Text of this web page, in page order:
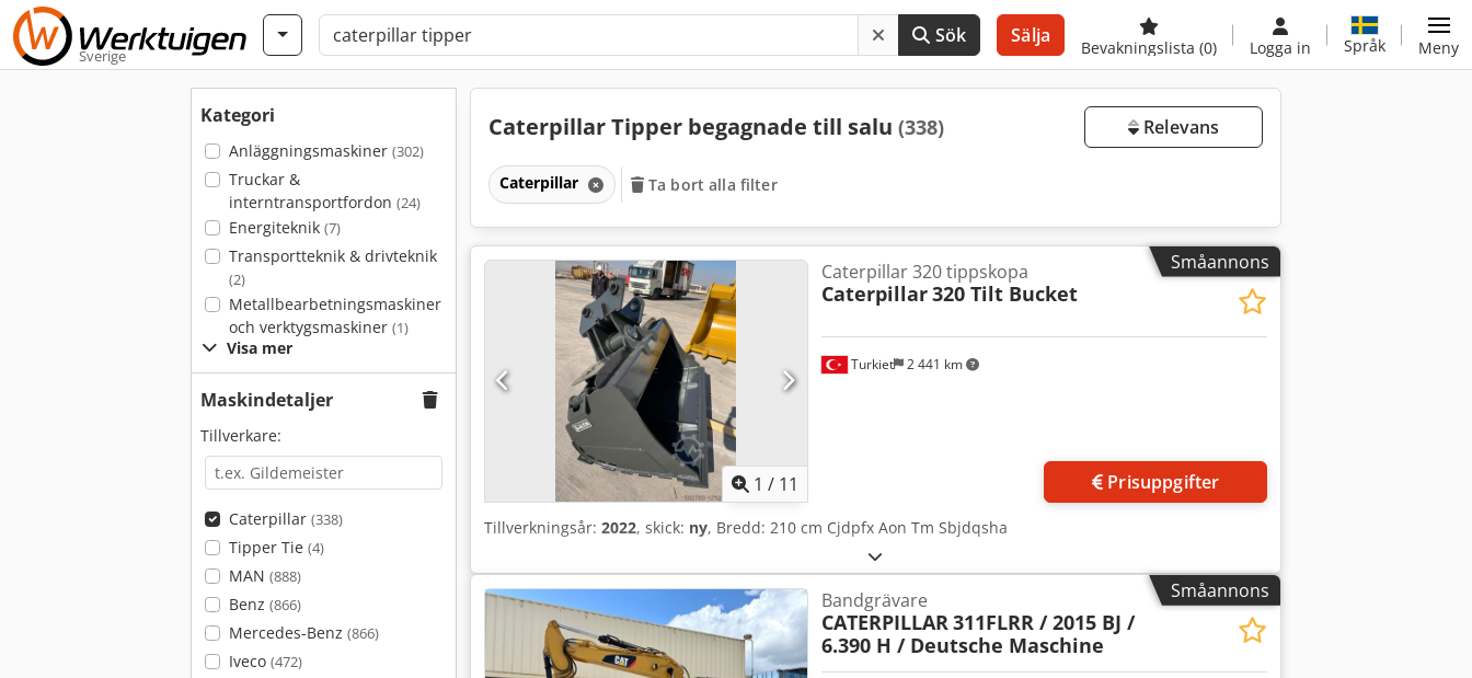
Sverige
Sök Sälja
Bevakningslista (0) Logga in Språk Meny
Kategori
Anläggningsmaskiner (302)
Truckar &
interntransportfordon (24)
Energiteknik (7)
Transportteknik & drivteknik
(2)
Metallbearbetningsmaskiner
och verktygsmaskiner (1)
Visa mer
Maskindetaljer
Tillverkare:
Caterpillar (338)
Tipper Tie (4)
MAN (888)
Benz (866)
Mercedes-Benz (866)
Iveco (472)
Caterpillar Tipper begagnade till salu (338) Relevans
Caterpillar Ta bort alla filter
Småannons
1 / 11
Turkiet 2 441 km
Caterpillar 320 tippskopa
Caterpillar320 Tilt Bucket
Prisuppgifter
Tillverkningsår: 2022, skick: ny, Bredd: 210 cm Cjdpfx Aon Tm Sbjdqsha
Småannons
Bandgrävare
CATERPILLAR 311FLRR / 2015 BJ /
6.390 H / Deutsche Maschine